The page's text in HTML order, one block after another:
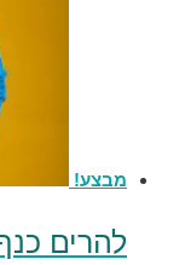
מבצע!
להרים